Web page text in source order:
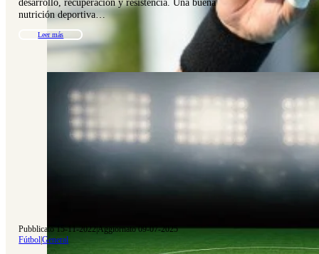
nutrición deportiva…
Leer más
Pubblicato 15-11-2022|Aggiornato 09-07-2025
Fútbol|General